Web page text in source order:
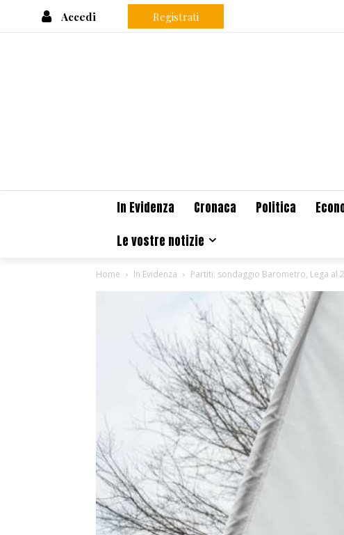
Accedi Registrati
In Evidenza Cronaca Politica
Le vostre notizie
Home In Evidenza Partiti: sondaggio Barometro, Lega al